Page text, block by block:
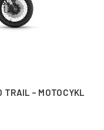
TRAIL – MOTOCYKL